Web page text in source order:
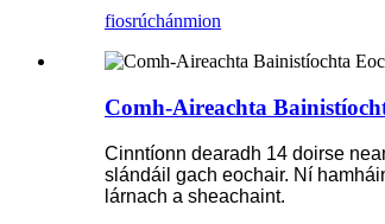
fiosrúchánmion
Comh-Aireachta
Cinntíonn dearadh 14 doirse
slándáil gach eochair. Ní
lárnach a sheachaint.